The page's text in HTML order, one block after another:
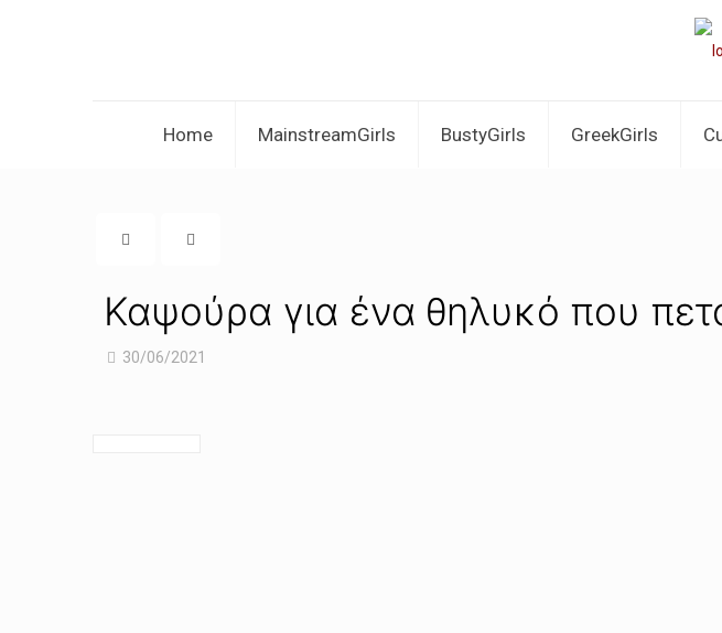
Home MainstreamGirls BustyGirls GreekGirls
Καψούρα για ένα θηλυκό που
30/06/2021